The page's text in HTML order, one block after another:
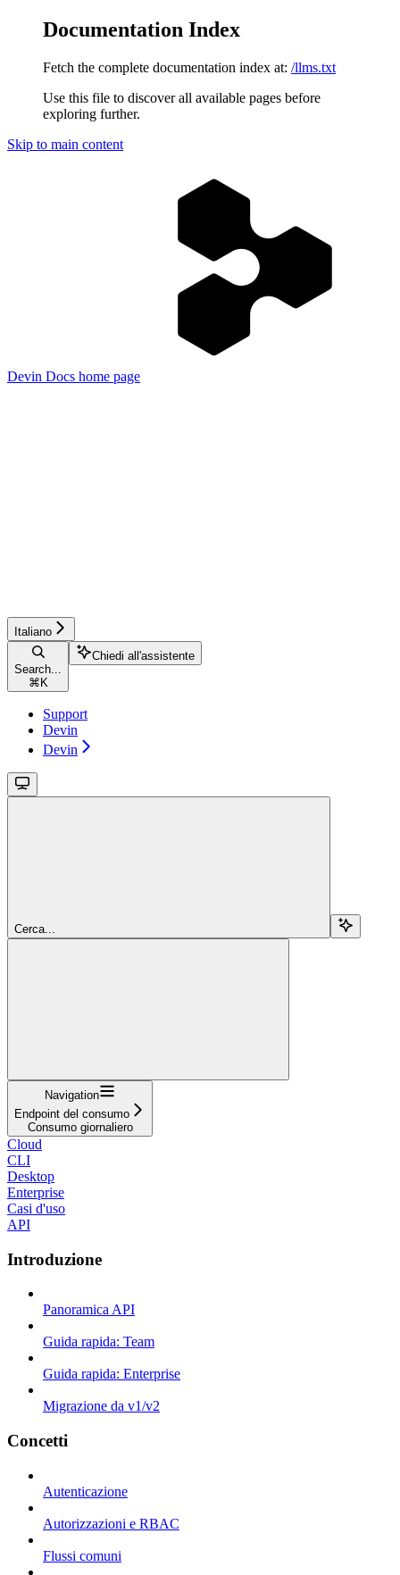
Documentation Index
Fetch the complete documentation index at: /llms.txt
Use this file to discover all available pages before
exploring further.
Skip to main content
Devin Docs home page
Italiano
Search...
⌘ K
Chiedi all'assistente
Support
Devin
Devin
Cerca...
Navigation
Endpoint del consumo
Consumo giornaliero
Cloud
CLI
Desktop
Enterprise
Casi d'uso
API
Introduzione
Panoramica API
Guida rapida: Team
Guida rapida: Enterprise
Migrazione da v1/v2
Concetti
Autenticazione
Autorizzazioni e RBAC
Flussi comuni